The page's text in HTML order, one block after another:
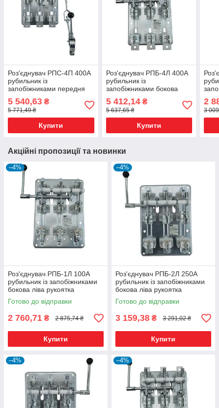
Роз'єднувач РПС-4П 400А
рубильник із
запобіжниками передня
права рукоятка
5 540,63 ₴
5 771,49 ₴
Купити
Роз'єднувач РПБ-4Л 400А
рубильник із
запобіжниками бокова
ліва рукоятка
5 412,14₴
5 637,65 ₴
Купити
2
3
Акційні пропозиції та новинки
–4%
Роз'єднувач РПБ-1Л 100А
рубильник із запобіжниками
бокова ліва рукоятка
Готово до відправки
2 760,71 ₴ 2 875,74 ₴
Купити
–4%
Роз'єднувач РПБ-2Л 250А
рубильник із запобіжниками
бокова ліва рукоятка
Готово до відправки
3 159,38 ₴ 3 291,02 ₴
Купити
–4% –4%